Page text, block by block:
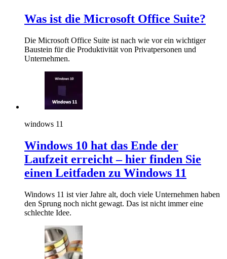
Was ist die Microsoft Office Suite?
Die Microsoft Office Suite ist nach wie vor ein wichtiger
Baustein für die Produktivität von Privatpersonen und
Unternehmen.
windows 11
Windows 10 hat das Ende der
Laufzeit erreicht – hier finden Sie
einen Leitfaden zu Windows 11
Windows 11 ist vier Jahre alt, doch viele Unternehmen haben
den Sprung noch nicht gewagt. Das ist nicht immer eine
schlechte Idee.